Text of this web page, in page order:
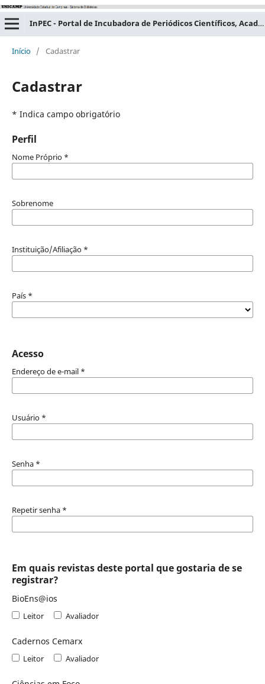
InPEC - Portal de Incubadora de Periódicos Científicos, Acadêmicos e Educacionais
Início / Cadastrar
Cadastrar
* Indica campo obrigatório
Perfil
Nome Próprio *
Sobrenome
Instituição/Afiliação *
País *
Acesso
Endereço de e-mail *
Usuário *
Senha *
Repetir senha *
Em quais revistas deste portal que gostaria de se
registrar?
BioEns@ios
Leitor Avaliador
Cadernos Cemarx
Leitor Avaliador